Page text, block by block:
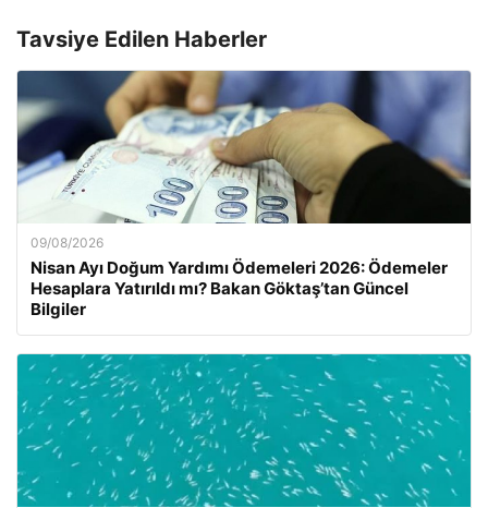
Tavsiye Edilen Haberler
09/08/2026
Nisan Ayı Doğum Yardımı Ödemeleri 2026: Ödemeler
Hesaplara Yatırıldı mı? Bakan Göktaş’tan Güncel
Bilgiler